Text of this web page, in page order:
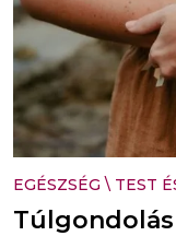
EGÉSZSÉG \ TEST